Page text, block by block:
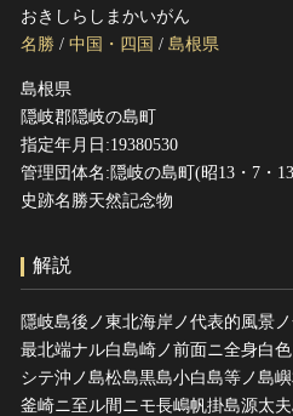
おきしらしまかいがん
名勝 / 中国・四国 / 島根県
島根県
隠岐郡隠岐の島町
指定年月日:19380530
管理団体名:隠岐の島町(昭13・7・
史跡名勝天然記念物
解説
隱岐島後ノ東北海岸ノ代表的風景
最北端ナル白島崎ノ前面ニ全身白
シテ沖ノ島松島黒島小白島等ノ島
釜崎ニ至ル間ニモ長嶋帆掛島源太